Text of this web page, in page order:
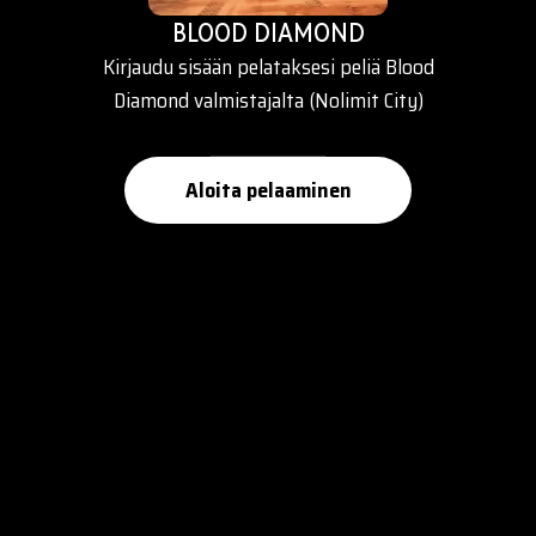
BLOOD DIAMOND
Kirjaudu sisään pelataksesi peliä Blood
Diamond valmistajalta (Nolimit City)
Aloita pelaaminen